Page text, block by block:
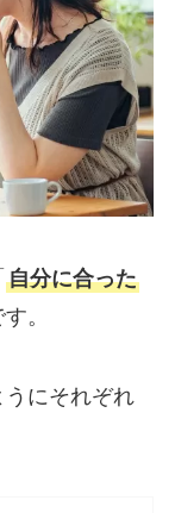
自分に合った
。
にそれぞれ